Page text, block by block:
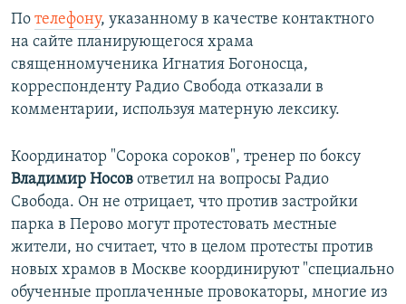
По телефону, указанному в качестве контактного
на сайте планирующегося храма
священномученика Игнатия Богоносца,
корреспонденту Радио Свобода отказали в
комментарии, используя матерную лексику.
Координатор "Сорока сороков", тренер по боксу
Владимир Носов ответил на вопросы Радио
Свобода. Он не отрицает, что против застройки
парка в Перово могут протестовать местные
жители, но считает, что в целом протесты против
новых храмов в Москве координируют "специально
обученные проплаченные провокаторы, многие из